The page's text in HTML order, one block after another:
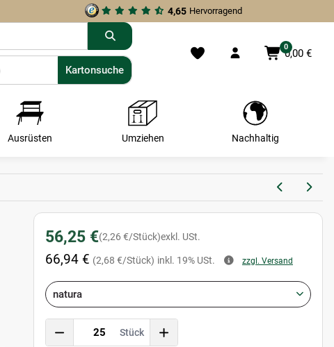
4,65 Hervorragend
0
0,00 €
Kartonsuche
Kartonsuche
Ausrüsten Umziehen Nachhaltig
56,25 €(2,26 €/Stück)exkl. USt.
66,94 € (2,68 €/Stück) inkl. 19% USt. zzgl. Versand
natura
Stück